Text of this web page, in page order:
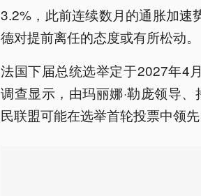
3.2%，此前连续数月的通胀加速
德对提前离任的态度或有所松动。
法国下届总统选举定于2027年4
调查显示，由玛丽娜·勒庞领导
民联盟可能在选举首轮投票中领先